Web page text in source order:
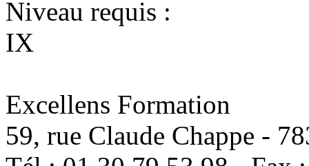
Niveau requis :
IX
Excellens Formation
59, rue Claude Chappe -